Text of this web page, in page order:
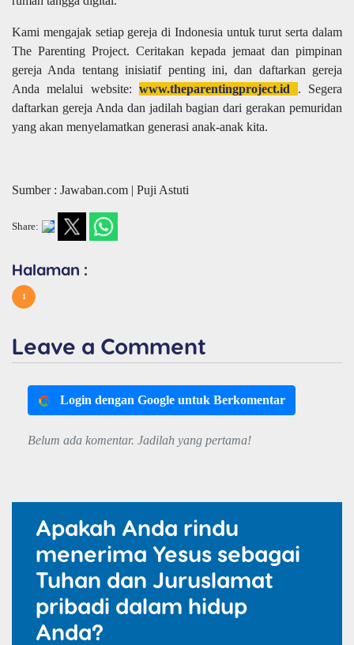
Kami mengajak setiap gereja di Indonesia untuk turut serta dalam
The Parenting Project. Ceritakan kepada jemaat dan pimpinan
gereja Anda tentang inisiatif penting ini, dan daftarkan gereja
Anda melalui website:www.theparentingproject.id
. Segera
daftarkan gereja Anda dan jadilah bagian dari gerakan pemuridan
yang akan menyelamatkan generasi anak-anak kita.
Sumber : Jawaban.com | Puji Astuti
Share:
Halaman :
1
Leave a Comment
Login dengan Google untuk Berkomentar
Belum ada komentar. Jadilah yang pertama!
Apakah Anda rindu
menerima Yesus sebagai
Tuhan dan Juruslamat
pribadi dalam hidup
Anda?